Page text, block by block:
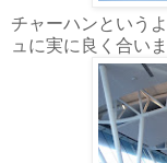
チャーハンという
ュに実に良く合いま